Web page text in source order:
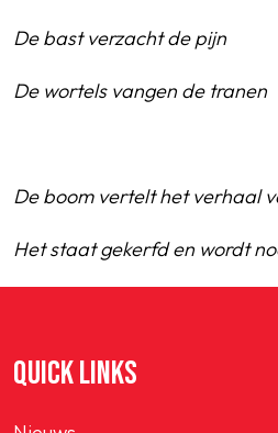
De bast verzacht de pijn
De wortels vangen de tranen
De boom vertelt het verhaal
Het staat gekerfd en wordt
QUICK LINKS